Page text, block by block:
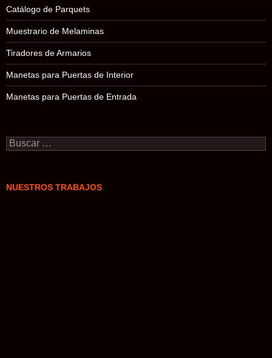
Catálogo de Parquets
Muestrario de Melaminas
Tiradores de Armarios
Manetas para Puertas de Interior
Manetas para Puertas de Entrada
Buscar:
NUESTROS TRABAJOS